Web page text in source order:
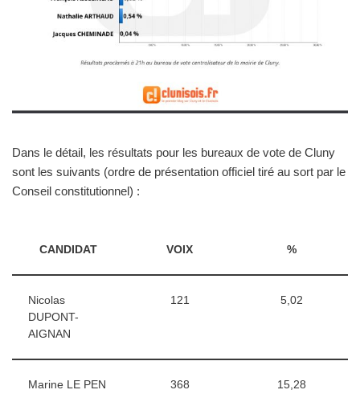
Dans le détail, les résultats pour les bureaux de vote de Cluny
sont les suivants (ordre de présentation officiel tiré au sort par le
Conseil constitutionnel) :
CANDIDAT VOIX %
Nicolas
DUPONT-
AIGNAN
121 5,02
Marine LE PEN 368 15,28